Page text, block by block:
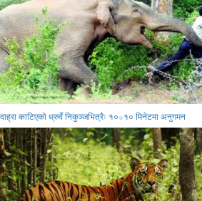
दाह्रा काटिएको ध्रुर्वे निकुञ्जभित्रैः १०÷१० मिनेटमा अनुगमन